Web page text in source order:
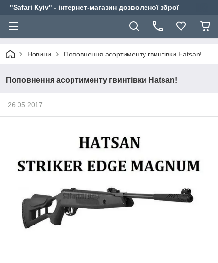
"Safari Kyiv" - інтернет-магазин дозволеної зброї
Новини Поповнення асортименту гвинтівки Hatsan!
Поповнення асортименту гвинтівки Hatsan!
26.05.2017